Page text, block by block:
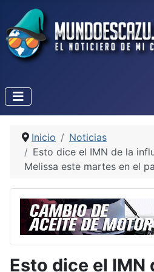
Inicio
Noticias
Esto dice el IMN de la
Melissa este martes en el
Esto dice el IMN